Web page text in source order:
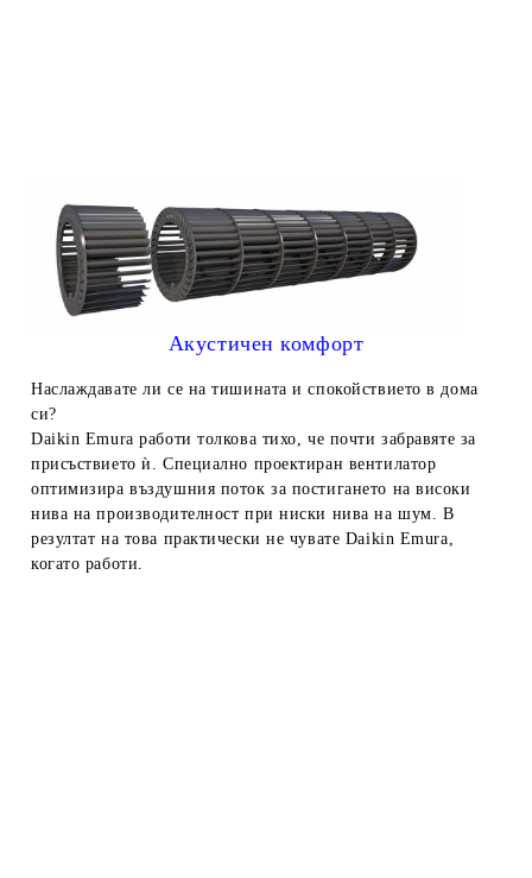
Акустичен комфорт
Наслаждавате ли се на тишината и спокойствието в дома
си?
Daikin Emura работи толкова тихо, че почти забравяте за
присъствието ѝ. Специално проектиран вентилатор
оптимизира въздушния поток за постигането на високи
нива на производителност при ниски нива на шум. В
резултат на това практически не чувате Daikin Emura,
когато работи.